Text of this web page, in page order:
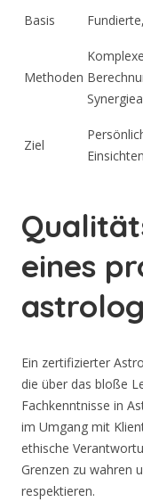
Basis
Methoden
Ziel
Einsichten
eines
Ein zertifizierter
die über das bloße
Fachkenntnisse in
im Umgang mit
ethische
Grenzen zu wahren
respektieren.